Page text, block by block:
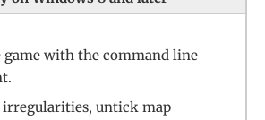
game with the command line
irregularities, untick map